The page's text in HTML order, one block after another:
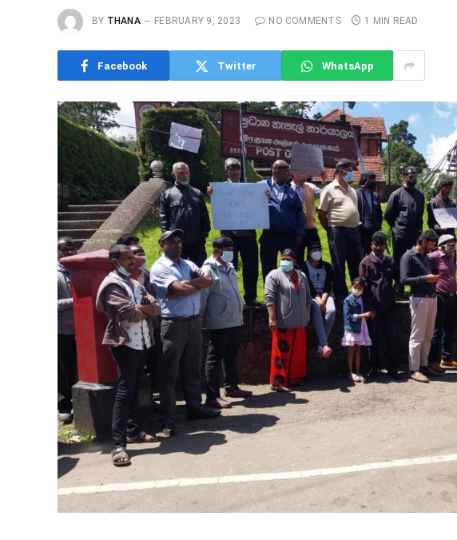
BY THANA FEBRUARY 9, 2023 NO COMMENTS 1 MIN READ
Facebook Twitter WhatsApp